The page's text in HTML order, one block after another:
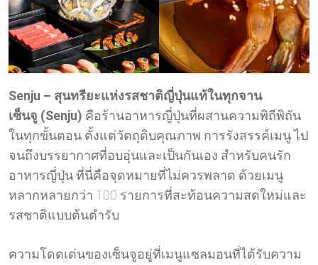
Senju – สุนทรียะแห่งรสชาติญี่ปุ่นแท้ในทุกจาน
เซ็นจู (Senju) คือร้านอาหารญี่ปุ่นที่ผสานความพิถีพิถัน
ในทุกขั้นตอน ตั้งแต่วัตถุดิบคุณภาพ การรังสรรค์เมนู ไป
จนถึงบรรยากาศที่อบอุ่นและเป็นกันเอง สำหรับคนรัก
อาหารญี่ปุ่น ที่นี่คือจุดหมายที่ไม่ควรพลาด ด้วยเมนู
หลากหลายกว่า 100 รายการที่สะท้อนความสดใหม่และ
รสชาติแบบต้นตำรับ
ความโดดเด่นของเซ็นจูอยู่ที่เมนูแซลมอนที่ได้รับความ